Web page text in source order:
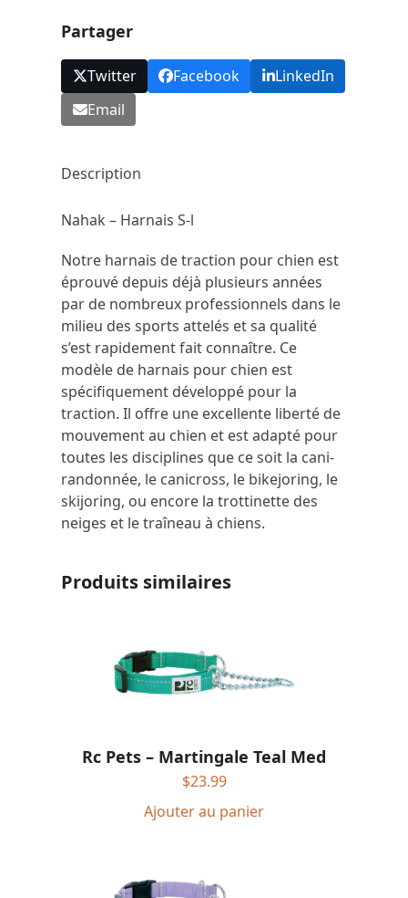
Partager
Twitter Facebook
LinkedIn
Email
Description
Nahak – Harnais S-l
Notre harnais de traction pour chien est
éprouvé depuis déjà plusieurs années
par de nombreux professionnels dans le
milieu des sports attelés et sa qualité
s’est rapidement fait connaître. Ce
modèle de harnais pour chien est
spécifiquement développé pour la
traction. Il offre une excellente liberté de
mouvement au chien et est adapté pour
toutes les disciplines que ce soit la cani-
randonnée, le canicross, le bikejoring, le
skijoring, ou encore la trottinette des
neiges et le traîneau à chiens.
Produits similaires
Rc Pets – Martingale Teal Med
$23.99
Ajouter au panier